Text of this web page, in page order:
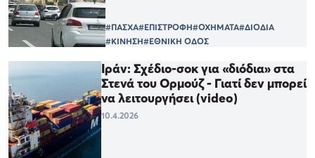
#ΠΑΣΧΑ#ΕΠΙΣΤΡΟΦΗ#ΟΧΗΜΑΤΑ#ΔΙΟΔΙΑ
#ΚΙΝΗΣΗ#ΕΘΝΙΚΗ ΟΔΟΣ
Ιράν: Σχέδιο-σοκ για «διόδια» στα
Στενά του Ορμούζ - Γιατί δεν μπορεί
να λειτουργήσει (video)
10.4.2026